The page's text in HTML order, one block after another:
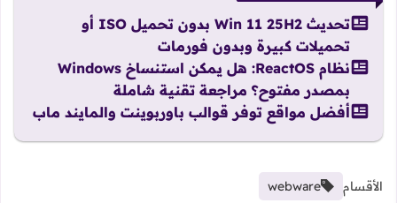
تحديث Win 11 25H2 بدون تحميل ISO أو
تحميلات كبيرة وبدون فورمات
نظام ReactOS: هل يمكن استنساخ Windows
بمصدر مفتوح؟ مراجعة تقنية شاملة
أفضل مواقع توفر قوالب باوربوينت والمايند ماب
الأقسام webware